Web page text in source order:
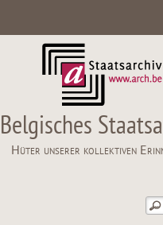
Belgisches
Hüter unserer kollektiven